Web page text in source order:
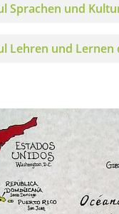
Sprachen und
Lehren und Lernen